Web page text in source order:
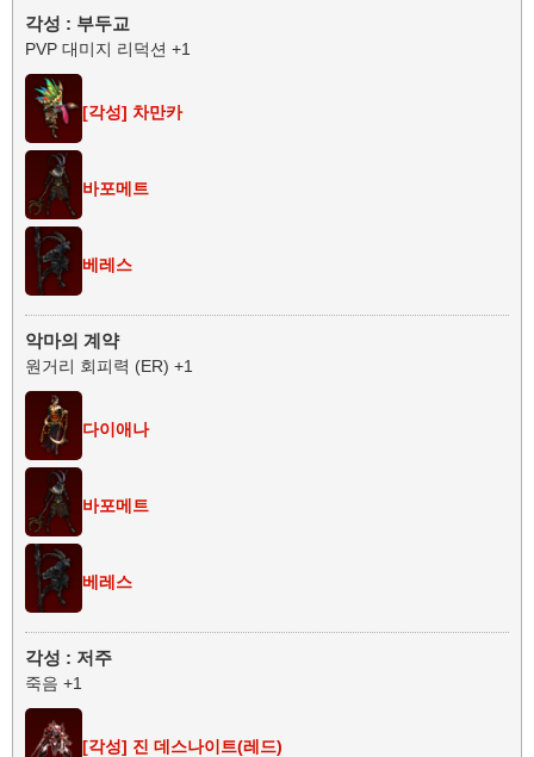
각성 : 부두교
PVP 대미지 리덕션 +1
[각성] 차만카
바포메트
베레스
악마의 계약
원거리 회피력 (ER) +1
다이애나
바포메트
베레스
각성 : 저주
죽음 +1
[각성] 진 데스나이트(레드)